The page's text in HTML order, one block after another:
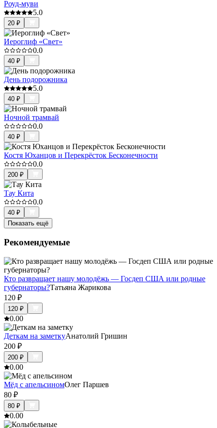
Роуд-муви
5.0
20 ₽
Иероглиф «Свет»
0.0
40 ₽
День подорожника
5.0
40 ₽
Ночной трамвай
0.0
40 ₽
Костя Юханцов и Перекрёсток Бесконечности
0.0
200 ₽
Тау Кита
0.0
40 ₽
Показать ещё
Рекомендуемые
Кто развращает нашу молодёжь — Госдеп США или родные
губернаторы?Татьяна Жарикова
120 ₽
120 ₽
0.00
Деткам на заметкуАнатолий Гришин
200 ₽
200 ₽
0.00
Мёд с апельсиномОлег Паршев
80 ₽
80 ₽
0.00